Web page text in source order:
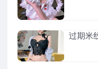
过期米